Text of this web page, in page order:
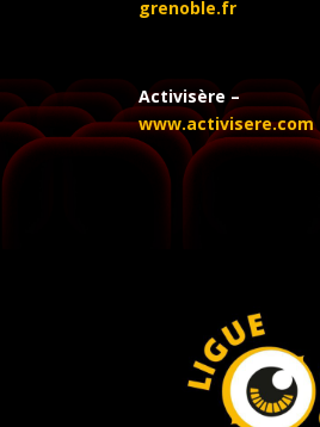
grenoble.fr
Activisère –
www.activisere.com